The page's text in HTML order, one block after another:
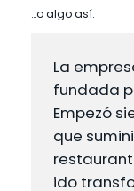
…o algo así:
La
fundada
Empezó
que
ido